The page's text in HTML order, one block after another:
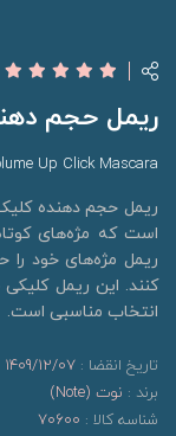
ریمل حجم دهنده
Up Click Mascara
است که مژه‌های
ریمل مژه‌های خود را
کنند. این ریمل
انتخاب مناسبی است.
تاریخ انقضا : 1409/12/07
برند : نوت (Note)
شناسه کالا : 70600